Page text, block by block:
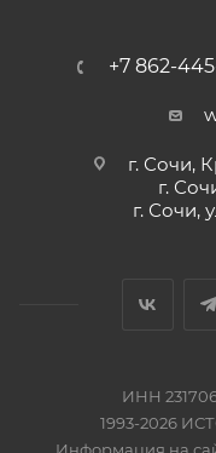
+7 862-
г. Сочи,
г.
г. Сочи,
ИНН
1993-2026